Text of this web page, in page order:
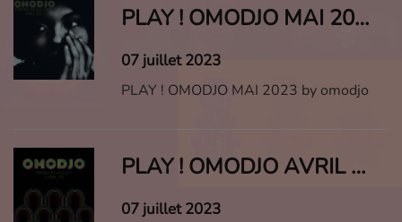
PLAY ! OMODJO MAI 2023
07 juillet 2023
PLAY ! OMODJO MAI 2023 by omodjo
PLAY ! OMODJO AVRIL 2023
07 juillet 2023